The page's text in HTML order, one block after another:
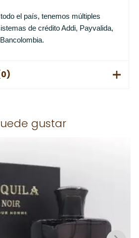
el país, tenemos múltiples
de crédito Addi, Payvalida,
que hayan comprado este
gustar